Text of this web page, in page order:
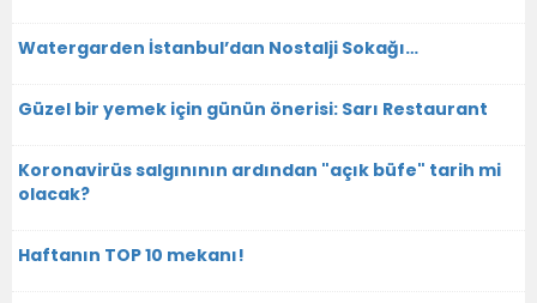
Watergarden İstanbul’dan Nostalji Sokağı…
Güzel bir yemek için günün önerisi: Sarı Restaurant
Koronavirüs salgınının ardından "açık büfe" tarih mi
olacak?
Haftanın TOP 10 mekanı!